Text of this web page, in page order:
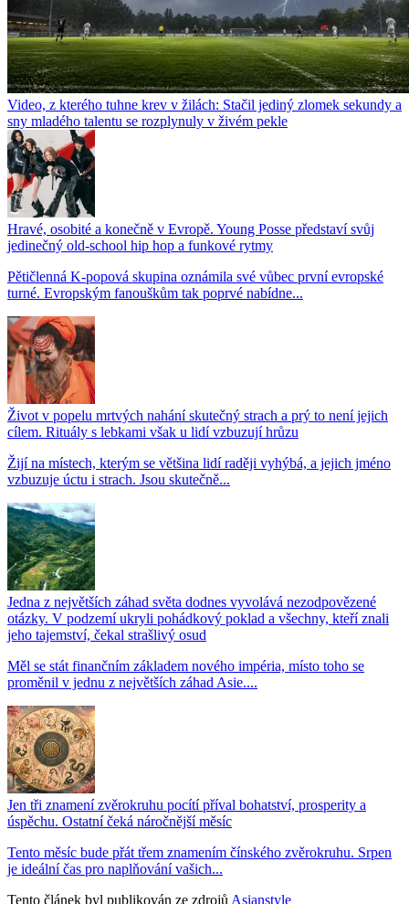
Video, z kterého tuhne krev v žilách: Stačil jediný zlomek sekundy a
sny mladého talentu se rozplynuly v živém pekle
Hravé, osobité a konečně v Evropě. Young Posse představí svůj
jedinečný old-school hip hop a funkové rytmy
Pětičlenná K-popová skupina oznámila své vůbec první evropské
turné. Evropským fanouškům tak poprvé nabídne...
Život v popelu mrtvých nahání skutečný strach a prý to není jejich
cílem. Rituály s lebkami však u lidí vzbuzují hrůzu
Žijí na místech, kterým se většina lidí raději vyhýbá, a jejich jméno
vzbuzuje úctu i strach. Jsou skutečně...
Jedna z největších záhad světa dodnes vyvolává nezodpovězené
otázky. V podzemí ukryli pohádkový poklad a všechny, kteří znali
jeho tajemství, čekal strašlivý osud
Měl se stát finančním základem nového impéria, místo toho se
proměnil v jednu z největších záhad Asie....
Jen tři znamení zvěrokruhu pocítí příval bohatství, prosperity a
úspěchu. Ostatní čeká náročnější měsíc
Tento měsíc bude přát třem znamením čínského zvěrokruhu. Srpen
je ideální čas pro naplňování vašich...
Tento článek byl publikován ze zdrojů Asianstyle